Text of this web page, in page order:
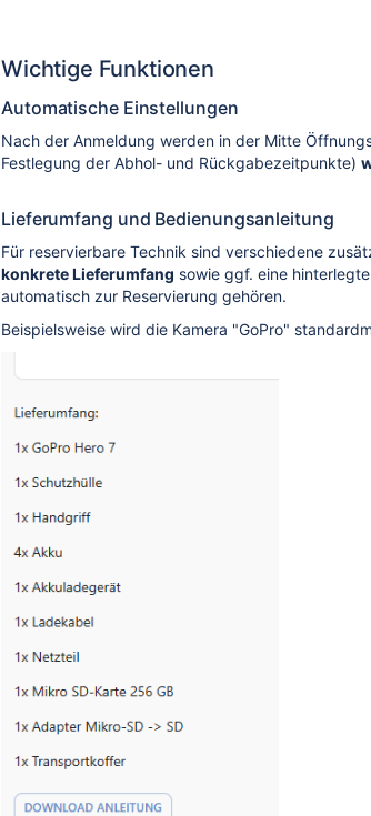
Wichtige Funktionen
Automatische Einstellungen
Nach der Anmeldung werden in der Mitte
Festlegung der Abhol- und Rückgabezeitpunkte)
Lieferumfang und Bedienungsanleitung
Für reservierbare Technik sind verschiedene
konkrete Lieferumfang sowie ggf. eine
automatisch zur Reservierung gehören.
Beispielsweise wird die Kamera "GoPro"